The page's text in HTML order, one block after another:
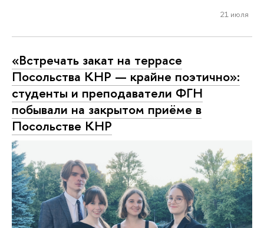
21 июля
«Встречать закат на террасе
Посольства КНР — крайне поэтично»:
студенты и преподаватели ФГН
побывали на закрытом приёме в
Посольстве КНР